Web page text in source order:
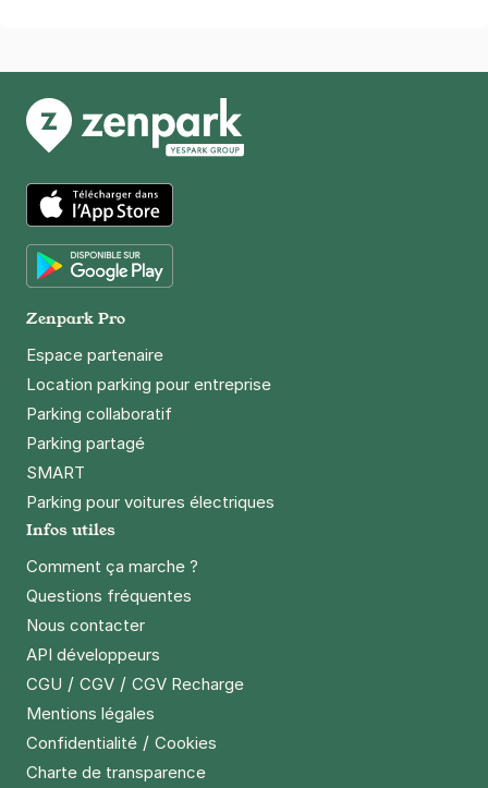
2,50 € /heure,21 €/jour,70 €/semaine
+ Abonnements disponibles
Hôpital Saint-Joseph - Paris 14
21 €/jour ,70 €/semaine (tarifs dégressifs)
43 rue d'Alleray
75015
Réserver
+ Abonnements disponibles
Paris - Gare Vaugirard - Falguière
App Store
Zenpark Pro
Espace partenaire
Location parking pour entreprise
Parking collaboratif
Parking partagé
SMART
Parking pour voitures électriques
Infos utiles
Comment ça marche ?
Questions fréquentes
Nous contacter
API développeurs
CGU / CGV / CGV Recharge
Mentions légales
Confidentialité / Cookies
Charte de transparence